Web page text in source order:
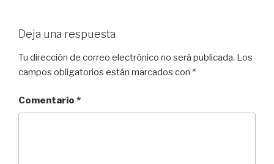
Deja una respuesta
Tu dirección de correo electrónico no será publicada. Los
campos obligatorios están marcados con *
Comentario *